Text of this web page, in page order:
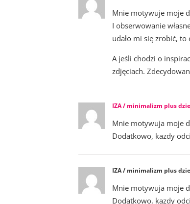
Mnie motywuje moje
I obserwowanie
udało mi się zrobić,
A jeśli chodzi o
zdjęciach.
IZA / minimalizm plus
Mnie motywuja moje
Dodatkowo, kazdy
IZA / minimalizm plus
Mnie motywuja moje
Dodatkowo, kazdy